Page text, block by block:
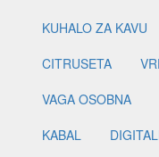
KUHALO ZA KAVU
CITRUSETA
VAGA OSOBNA
KABAL